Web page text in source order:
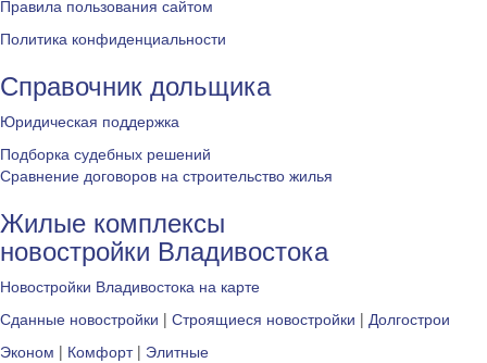
Правила пользования сайтом
Политика конфиденциальности
Справочник дольщика
Юридическая поддержка
Подборка судебных решений
Сравнение договоров на строительство жилья
Жилые комплексы
новостройки Владивостока
Новостройки Владивостока на карте
Сданные новостройки | Строящиеся новостройки | Долгострои
Эконом | Комфорт| Элитные